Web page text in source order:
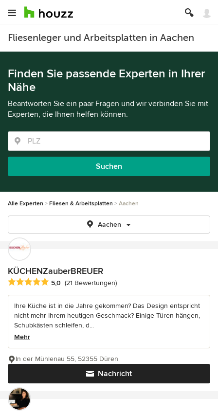
Fliesenleger und Arbeitsplatten in Aachen
Finden Sie passende Experten in Ihrer
Nähe
Beantworten Sie ein paar Fragen und wir verbinden Sie mit
Experten, die Ihnen helfen können.
Suchen
Alle Experten Fliesen & Arbeitsplatten Aachen
Aachen
KÜCHENZauberBREUER
Durchschnittliche Bewertung: 5 von 5 Sternen
5,0 (21 Bewertungen)
Ihre Küche ist in die Jahre gekommen? Das Design entspricht
nicht mehr Ihrem heutigen Geschmack? Einige Türen hängen,
Schubkästen schleifen, d...
Mehr
Nachricht
In der Mühlenau 55, 52355 Düren